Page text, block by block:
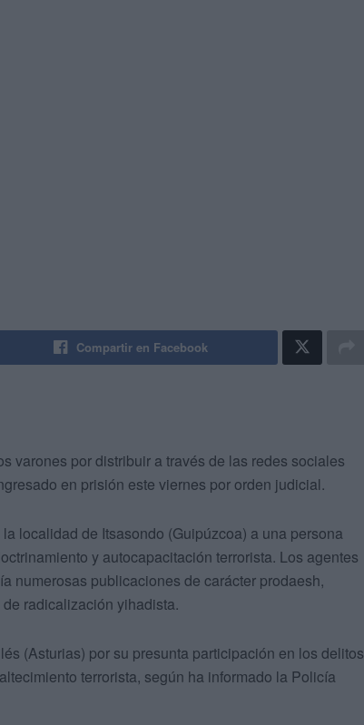
Compartir en Facebook
varones por distribuir a través de las redes sociales
en prisión este viernes por orden judicial.
localidad de Itsasondo (Guipúzcoa) a una persona
y autocapacitación terrorista. Los agentes
numerosas publicaciones de carácter prodaesh,
radicalización yihadista.
(Asturias) por su presunta participación en los delitos
terrorista, según ha informado la Policía